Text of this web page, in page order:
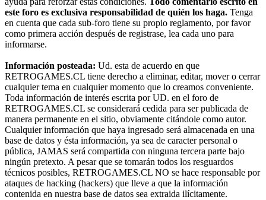
este foro es exclusiva responsabilidad de quién los haga. Tenga
en cuenta que cada sub-foro tiene su propio reglamento, por favor
como primera acción después de registrase, lea cada uno para
informarse.
Información posteada: Ud. esta de acuerdo en que
RETROGAMES.CL tiene derecho a eliminar, editar, mover o cerrar
cualquier tema en cualquier momento que lo creamos conveniente.
Toda información de interés escrita por UD. en el foro de
RETROGAMES.CL se considerará cedida para ser publicada de
manera permanente en el sitio, obviamente citándole como autor.
Cualquier información que haya ingresado será almacenada en una
base de datos y ésta información, ya sea de caracter personal o
pública, JAMAS será compartida con ninguna tercera parte bajo
ningún pretexto. A pesar que se tomarán todos los resguardos
técnicos posibles, RETROGAMES.CL NO se hace responsable por
ataques de hacking (hackers) que lleve a que la información
contenida en nuestra base de datos sea extraida ilícitamente.